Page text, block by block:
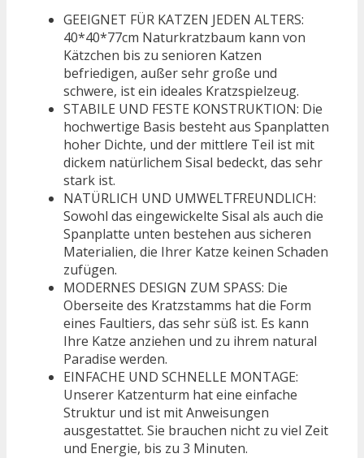
GEEIGNET FÜR KATZEN JEDEN ALTERS:
40*40*77cm Naturkratzbaum kann von
Kätzchen bis zu senioren Katzen
befriedigen, außer sehr große und
schwere, ist ein ideales Kratzspielzeug.
STABILE UND FESTE KONSTRUKTION: Die
hochwertige Basis besteht aus Spanplatten
hoher Dichte, und der mittlere Teil ist mit
dickem natürlichem Sisal bedeckt, das sehr
stark ist.
NATÜRLICH UND UMWELTFREUNDLICH:
Sowohl das eingewickelte Sisal als auch die
Spanplatte unten bestehen aus sicheren
Materialien, die Ihrer Katze keinen Schaden
zufügen.
MODERNES DESIGN ZUM SPASS: Die
Oberseite des Kratzstamms hat die Form
eines Faultiers, das sehr süß ist. Es kann
Ihre Katze anziehen und zu ihrem natural
Paradise werden.
EINFACHE UND SCHNELLE MONTAGE:
Unserer Katzenturm hat eine einfache
Struktur und ist mit Anweisungen
ausgestattet. Sie brauchen nicht zu viel Zeit
und Energie, bis zu 3 Minuten.